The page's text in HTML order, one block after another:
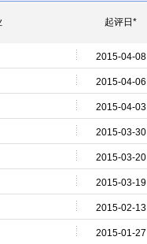
起评日*
2015-04-08
2015-04-06
2015-04-03
2015-03-30
2015-03-20
2015-03-19
2015-02-13
2015-01-27